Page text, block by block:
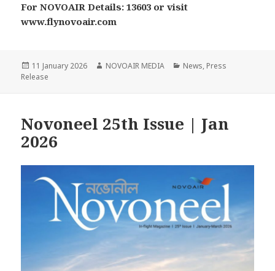
For NOVOAIR Details: 13603 or visit
www.flynovoair.com
Posted
on
11 January 2026 Author
NOVOAIR MEDIA Categories
News, Press
Release
Novoneel 25th Issue | Jan
2026